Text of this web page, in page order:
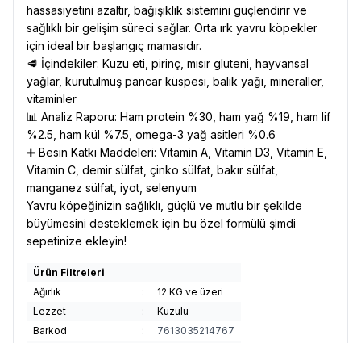
hassasiyetini azaltır, bağışıklık sistemini güçlendirir ve
sağlıklı bir gelişim süreci sağlar. Orta ırk yavru köpekler
için ideal bir başlangıç mamasıdır.
🥩 İçindekiler: Kuzu eti, pirinç, mısır gluteni, hayvansal
yağlar, kurutulmuş pancar küspesi, balık yağı, mineraller,
vitaminler
📊 Analiz Raporu: Ham protein %30, ham yağ %19, ham lif
%2.5, ham kül %7.5, omega-3 yağ asitleri %0.6
➕ Besin Katkı Maddeleri: Vitamin A, Vitamin D3, Vitamin E,
Vitamin C, demir sülfat, çinko sülfat, bakır sülfat,
manganez sülfat, iyot, selenyum
Yavru köpeğinizin sağlıklı, güçlü ve mutlu bir şekilde
büyümesini desteklemek için bu özel formülü şimdi
sepetinize ekleyin!
Ürün Filtreleri
Ağırlık
:
12 KG ve üzeri
Lezzet
:
Kuzulu
Barkod
:
7613035214767